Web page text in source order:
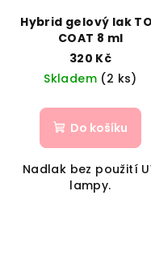
Hybrid gelový lak
COAT 8 ml
320 Kč
Skladem (2 ks)
Do košíku
Nadlak bez použití
lampy.